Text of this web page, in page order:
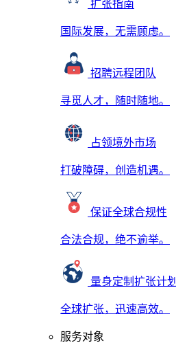
扩张指南
国际发展，无需顾虑。
招聘远程团队
寻觅人才，随时随地。
占领境外市场
打破障碍，创造机遇。
保证全球合规性
合法合规，绝不逾举。
量身定制扩张计划
全球扩张，迅速高效。
服务对象